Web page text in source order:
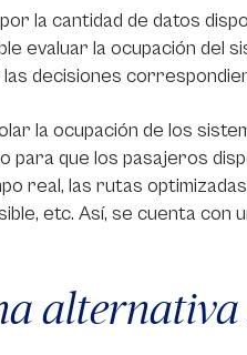
la cantidad de datos
evaluar la ocupación del
decisiones
la ocupación de los
que los pasajeros
real, las rutas
etc. Así, se cuenta con
alternativa